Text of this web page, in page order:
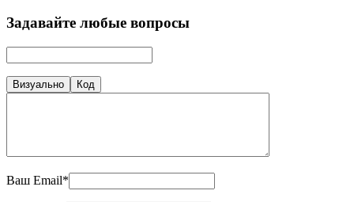
Задавайте любые вопросы
Визуально Код
Ваш Email*